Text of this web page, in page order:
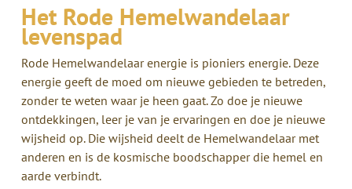
Het Rode Hemelwandelaar
levenspad
Rode Hemelwandelaar energie is pioniers energie. Deze
energie geeft de moed om nieuwe gebieden te betreden,
zonder te weten waar je heen gaat. Zo doe je nieuwe
ontdekkingen, leer je van je ervaringen en doe je nieuwe
wijsheid op. Die wijsheid deelt de Hemelwandelaar met
anderen en is de kosmische boodschapper die hemel en
aarde verbindt.